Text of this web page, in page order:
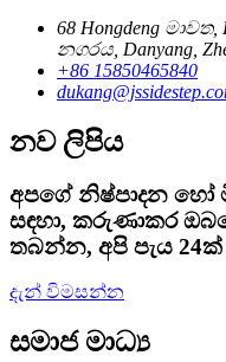
68 Hongdeng
නගරය, Danyang,
+86 15850465840
නව ලිපිය
අපගේ නිෂ්පාදන හෝ
සඳහා, කරුණාකර
තබන්න, අපි පැය
දැන් විමසන්න
සමාජ මාධ්‍ය